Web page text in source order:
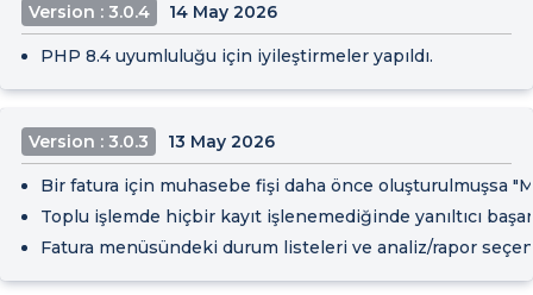
Version : 3.0.4 14 May 2026
PHP 8.4 uyumluluğu için iyileştirmeler yapıldı.
Version : 3.0.3 13 May 2026
Bir fatura için muhasebe fişi daha önce oluşturulmuşsa
Toplu işlemde hiçbir kayıt işlenemediğinde yanıltıcı
Fatura menüsündeki durum listeleri ve analiz/rapor